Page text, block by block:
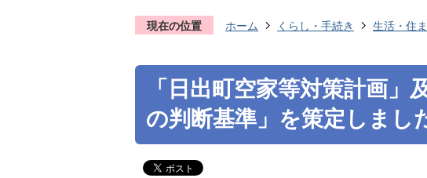
現在の位置 ホーム くらし・手続き 生活・住
「日出町空家等対策計画」
の判断基準」を策定しまし